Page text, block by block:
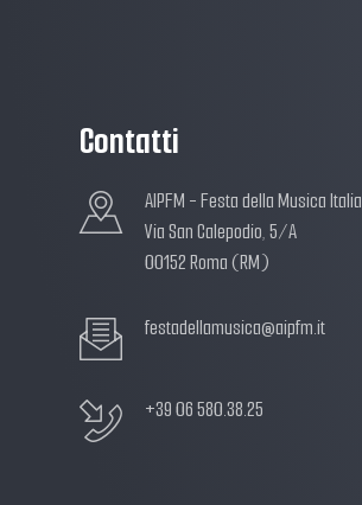
Contatti
AIPFM - Festa della Musica Italia
Via San Calepodio, 5/A
00152 Roma (RM)
festadellamusica@aipfm.it
+39 06 580.38.25